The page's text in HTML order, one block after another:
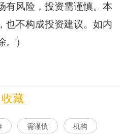
有风险，投资需谨慎。本
也不构成投资建议。如内
）
收藏
需谨慎 机构